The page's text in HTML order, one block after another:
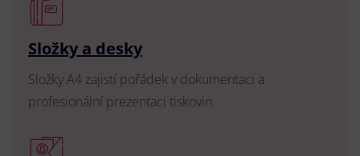
Složky a desky
Složky A4 zajistí pořádek v dokumentaci a
profesionální prezentaci tiskovin.